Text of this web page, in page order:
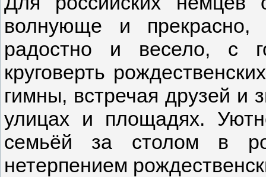
волнующе и
радостно и весело, с
круговерть
гимны, встречая друзей и
улицах и площадях.
семьёй за столом в
нетерпением